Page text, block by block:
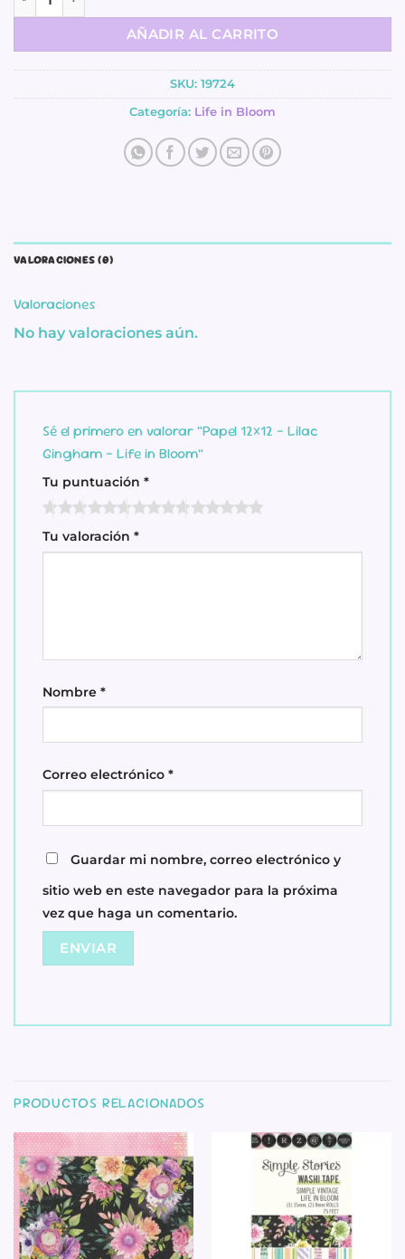
AÑADIR AL CARRITO
SKU: 19724
Categoría: Life in Bloom
VALORACIONES (0)
Valoraciones
No hay valoraciones aún.
Sé el primero en valorar “Papel 12×12 – Lilac
Gingham – Life in Bloom”
Tu puntuación *
Tu valoración *
Nombre *
Correo electrónico *
Guardar mi nombre, correo electrónico y
sitio web en este navegador para la próxima
vez que haga un comentario.
PRODUCTOS RELACIONADOS